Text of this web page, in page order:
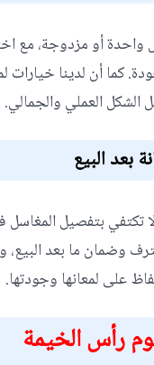
أو مزدوجة، مع
كما أن لدينا
الشكل العملي والجمالي.
بعد البيع
تكتفي بتفصيل المغاسل
وضمان ما بعد البيع،
على لمعانها وجودتها.
رأس الخيمة